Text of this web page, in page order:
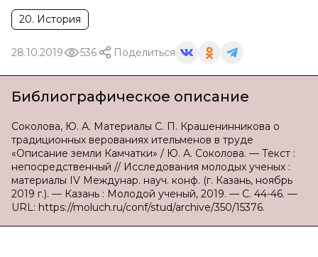
20. История
28.10.2019 536 Поделиться
Библиографическое описание
Соколова, Ю. А. Материалы С. П. Крашенинникова о
традиционных верованиях ительменов в труде
«Описание земли Камчатки» / Ю. А. Соколова. — Текст :
непосредственный // Исследования молодых ученых :
материалы IV Междунар. науч. конф. (г. Казань, ноябрь
2019 г.). — Казань : Молодой ученый, 2019. — С. 44-46. —
URL: https://moluch.ru/conf/stud/archive/350/15376.